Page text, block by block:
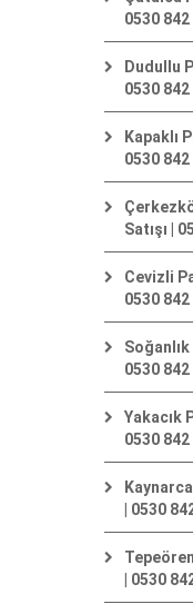
0530
Dudullu
0530
Kapaklı
0530
Satışı |
Cevizli
0530
Soğanlık
0530
Yakacık
0530
| 0530
| 0530